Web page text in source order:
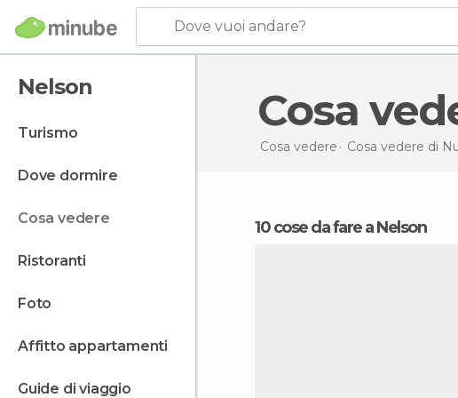
Dove vuoi andare?
Nelson
turismo
dove dormire
cosa vedere
ristoranti
foto
affitto appartamenti
guide di viaggio
Cosa
Cosa vedere Cosa vedere di
10 cose da fare a Nelson